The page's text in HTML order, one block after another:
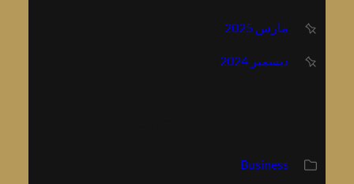
مارس 2025
ديسمبر 2024
Business